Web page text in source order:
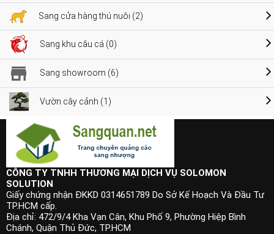
Sang cửa hàng thú nuôi (2)
Sang khu câu cá (0)
Sang showroom (6)
Vườn cây cảnh (1)
CÔNG TY TNHH THƯƠNG MẠI DỊCH VỤ SOLOMON
SOLUTION
Giấy chứng nhận ĐKKD 0314651789 Do Sở Kế Hoạch Và Đầu Tư
TP.HCM cấp.
Địa chỉ: 472/9/4 Kha Vạn Cân, Khu Phố 9, Phường Hiệp Bình
Chánh, Quận Thủ Đức, TP.HCM